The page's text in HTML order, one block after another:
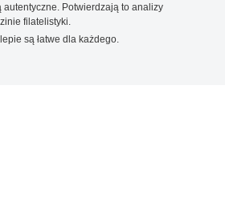
autentyczne. Potwierdzają to analizy
filatelistyki.
są łatwe dla każdego.